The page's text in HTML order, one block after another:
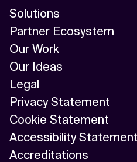
Solutions
Partner Ecosystem
Our Work
Our Ideas
Legal
Privacy Statement
Cookie Statement
Accessibility Statement
Accreditations